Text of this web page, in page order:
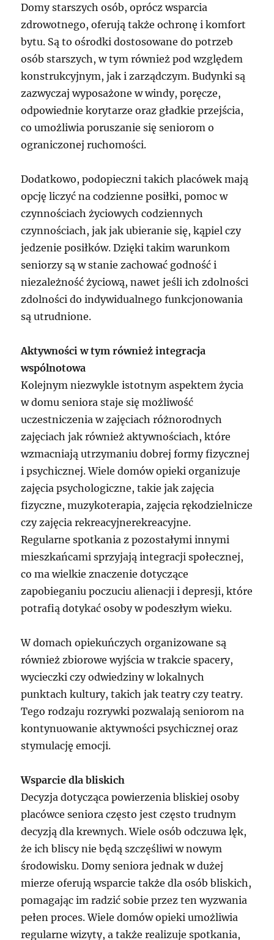
Domy starszych osób, oprócz wsparcia
zdrowotnego, oferują także ochronę i komfort
bytu. Są to ośrodki dostosowane do potrzeb
osób starszych, w tym również pod względem
konstrukcyjnym, jak i zarządczym. Budynki są
zazwyczaj wyposażone w windy, poręcze,
odpowiednie korytarze oraz gładkie przejścia,
co umożliwia poruszanie się seniorom o
ograniczonej ruchomości.
Dodatkowo, podopieczni takich placówek mają
opcję liczyć na codzienne posiłki, pomoc w
czynnościach życiowych codziennych
czynnościach, jak jak ubieranie się, kąpiel czy
jedzenie posiłków. Dzięki takim warunkom
seniorzy są w stanie zachować godność i
niezależność życiową, nawet jeśli ich zdolności
zdolności do indywidualnego funkcjonowania
są utrudnione.
Aktywności w tym również integracja
wspólnotowa
Kolejnym niezwykle istotnym aspektem życia
w domu seniora staje się możliwość
uczestniczenia w zajęciach różnorodnych
zajęciach jak również aktywnościach, które
wzmacniają utrzymaniu dobrej formy fizycznej
i psychicznej. Wiele domów opieki organizuje
zajęcia psychologiczne, takie jak zajęcia
fizyczne, muzykoterapia, zajęcia rękodzielnicze
czy zajęcia rekreacyjnerekreacyjne.
Regularne spotkania z pozostałymi innymi
mieszkańcami sprzyjają integracji społecznej,
co ma wielkie znaczenie dotyczące
zapobieganiu poczuciu alienacji i depresji, które
potrafią dotykać osoby w podeszłym wieku.
W domach opiekuńczych organizowane są
również zbiorowe wyjścia w trakcie spacery,
wycieczki czy odwiedziny w lokalnych
punktach kultury, takich jak teatry czy teatry.
Tego rodzaju rozrywki pozwalają seniorom na
kontynuowanie aktywności psychicznej oraz
stymulację emocji.
Wsparcie dla bliskich
Decyzja dotycząca powierzenia bliskiej osoby
placówce seniora często jest często trudnym
decyzją dla krewnych. Wiele osób odczuwa lęk,
że ich bliscy nie będą szczęśliwi w nowym
środowisku. Domy seniora jednak w dużej
mierze oferują wsparcie także dla osób bliskich,
pomagając im radzić sobie przez ten wyzwania
pełen proces. Wiele domów opieki umożliwia
regularne wizyty, a także realizuje spotkania,